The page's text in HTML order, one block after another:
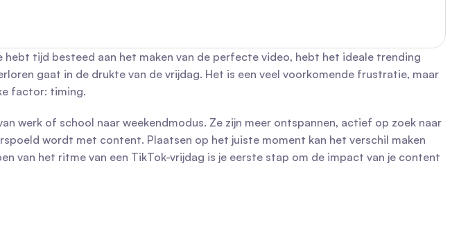
tijd besteed aan het maken van de perfecte video, hebt het ideale trending
gaat in de drukte van de vrijdag. Het is een veel voorkomende frustratie, maar
factor: timing.
werk of school naar weekendmodus. Ze zijn meer ontspannen, actief op zoek naar
wordt met content. Plaatsen op het juiste moment kan het verschil maken
van het ritme van een TikTok-vrijdag is je eerste stap om de impact van je content